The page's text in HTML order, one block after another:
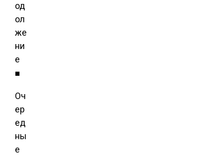
од
ол
же
ни
е
■
Оч
ер
ед
ны
е